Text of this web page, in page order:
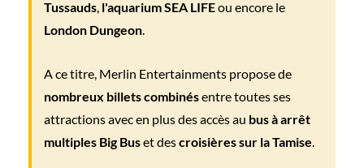
Tussauds l'aquarium SEA LIFEou encore le
London Dungeon
A ce titre, Merlin Entertainments propose de
nombreux billets combinésentre toutes ses
attractions avec en plus des accès au bus à arrêt
multiples Big Buset descroisières sur la Tamise